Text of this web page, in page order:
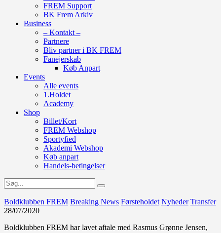
FREM Support
BK Frem Arkiv
Business
– Kontakt –
Partnere
Bliv partner i BK FREM
Fanejerskab
Køb Anpart
Events
Alle events
1.Holdet
Academy
Shop
Billet/Kort
FREM Webshop
Sportyfied
Akademi Webshop
Køb anpart
Handels-betingelser
Boldklubben FREM Breaking News Førsteholdet Nyheder Transfer
28/07/2020
Boldklubben FREM har lavet aftale med Rasmus Grønne Jensen,